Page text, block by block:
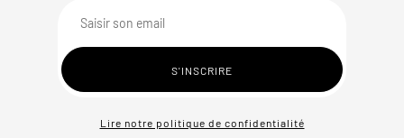
Lire notre politique de confidentialité